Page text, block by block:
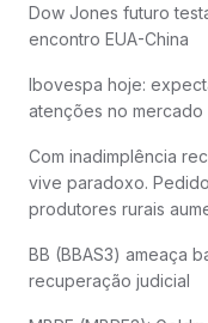
Dow Jones futuro
encontro EUA-China
Ibovespa hoje:
atenções no
Com inadimplência
vive paradoxo.
produtores rurais
BB (BBAS3) ameaça
recuperação judicial